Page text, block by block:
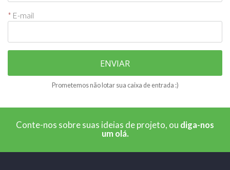
* E-mail
ENVIAR
Prometemos não lotar sua caixa de entrada :)
Conte-nos sobre suas ideias de projeto, ou diga-nos
um olá.